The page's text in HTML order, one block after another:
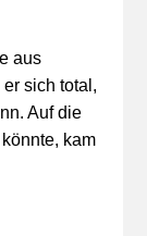
aus
sich total,
Auf die
kam